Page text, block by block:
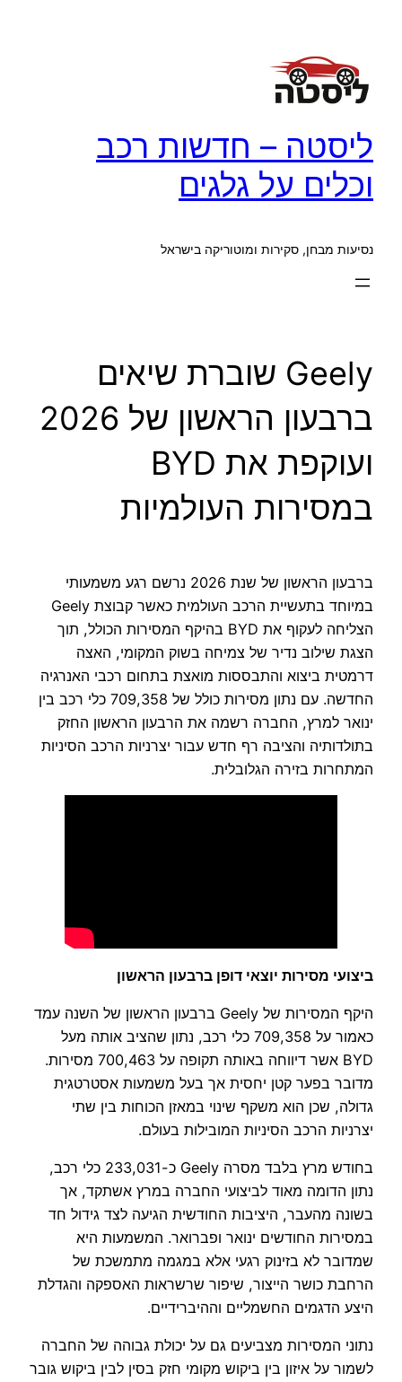
ליסטה – חדשות רכב
וכלים על גלגים
נסיעות מבחן, סקירות ומוטוריקה בישראל
Geely שוברת שיאים
ברבעון הראשון של 2026
ועוקפת את BYD
במסירות העולמיות
ברבעון הראשון של שנת 2026 נרשם רגע משמעותי
במיוחד בתעשיית הרכב העולמית כאשר קבוצת Geely
הצליחה לעקוף את BYD בהיקף המסירות הכולל, תוך
הצגת שילוב נדיר של צמיחה בשוק המקומי, האצה
דרמטית ביצוא והתבססות מואצת בתחום רכבי האנרגיה
החדשה. עם נתון מסירות כולל של 709,358 כלי רכב בין
ינואר למרץ, החברה רשמה את הרבעון הראשון החזק
בתולדותיה והציבה רף חדש עבור יצרניות הרכב הסיניות
המתחרות בזירה הגלובלית.
ביצועי מסירות יוצאי דופן ברבעון הראשון
היקף המסירות של Geely ברבעון הראשון של השנה עמד
כאמור על 709,358 כלי רכב, נתון שהציב אותה מעל
BYD אשר דיווחה באותה תקופה על 700,463 מסירות.
מדובר בפער קטן יחסית אך בעל משמעות אסטרטגית
גדולה, שכן הוא משקף שינוי במאזן הכוחות בין שתי
יצרניות הרכב הסיניות המובילות בעולם.
בחודש מרץ בלבד מסרה Geely כ-233,031 כלי רכב,
נתון הדומה מאוד לביצועי החברה במרץ אשתקד, אך
בשונה מהעבר, היציבות החודשית הגיעה לצד גידול חד
במסירות החודשים ינואר ופברואר. המשמעות היא
שמדובר לא בזינוק רגעי אלא במגמה מתמשכת של
הרחבת כושר הייצור, שיפור שרשראות האספקה והגדלת
היצע הדגמים החשמליים וההיברידיים.
נתוני המסירות מצביעים גם על יכולת גבוהה של החברה
לשמור על איזון בין ביקוש מקומי חזק בסין לבין ביקוש גובר